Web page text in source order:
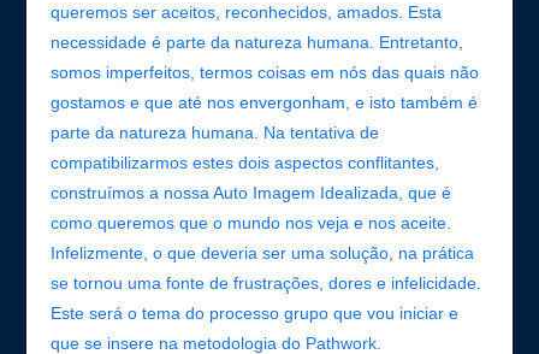
queremos ser aceitos, reconhecidos, amados. Esta
necessidade é parte da natureza humana. Entretanto,
somos imperfeitos, termos coisas em nós das quais não
gostamos e que até nos envergonham, e isto também é
parte da natureza humana. Na tentativa de
compatibilizarmos estes dois aspectos conflitantes,
construímos a nossa Auto Imagem Idealizada, que é
como queremos que o mundo nos veja e nos aceite.
Infelizmente, o que deveria ser uma solução, na prática
se tornou uma fonte de frustrações, dores e infelicidade.
Este será o tema do processo grupo que vou iniciar e
que se insere na metodologia do Pathwork.